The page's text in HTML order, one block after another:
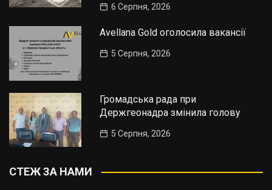
6 Серпня, 2026
Avellana Gold оголосила вакансії
5 Серпня, 2026
Громадська рада при
Держгеонадра змінила голову
5 Серпня, 2026
СТЕЖ ЗА НАМИ